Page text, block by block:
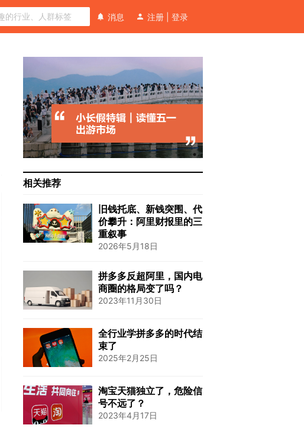
消息 注册 登录
相关推荐
旧钱托底、新钱突围、代
价攀升：阿里财报里的三
重叙事
2026年5月18日
拼多多反超阿里，国内电
商圈的格局变了吗？
2023年11月30日
全行业学拼多多的时代结
束了
2025年2月25日
淘宝天猫独立了，危险信
号不远了？
2023年4月17日